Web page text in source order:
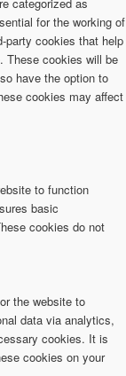
for the working of
party cookies that help
These cookies will be
have the option to
cookies may affect
to function
basic
cookies do not
the website to
data via analytics,
cookies. It is
cookies on your